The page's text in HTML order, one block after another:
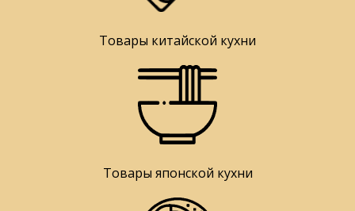
Товары китайской кухни
Товары японской кухни